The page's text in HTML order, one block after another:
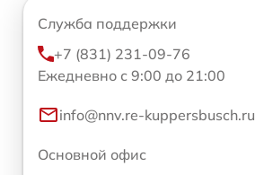
Служба поддержки
+7 (831) 231-09-76
Ежедневно с 9:00 до 21:00
info@nnv.re-kuppersbusch.ru
Основной офис